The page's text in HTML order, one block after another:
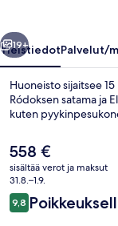
Seuraava
19+
YleistiedotPalvelut/
Huoneisto sijaitsee
Ródoksen satama ja
kuten
Nykyinen
hinta
on
558 €
558 €
sisältää verot ja maksut
31.8.–1.9.
Arvostelut
9,89,8 kautta 10.